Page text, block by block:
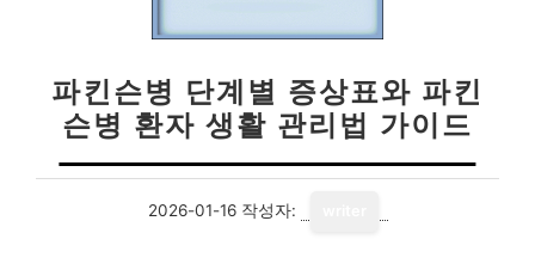
파킨슨병 단계별 증상표와 파킨
슨병 환자 생활 관리법 가이드
2026-01-16 작성자: